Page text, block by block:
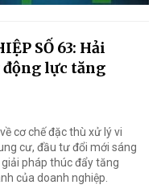
SỐ 63: Hải
lực tăng
cơ chế đặc thù xử lý vi
cư, đầu tư đổi mới sáng
pháp thúc đẩy tăng
của doanh nghiệp.